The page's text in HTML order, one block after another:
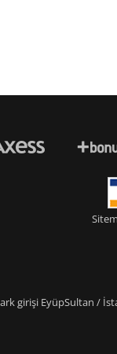
girişi EyüpSultan /